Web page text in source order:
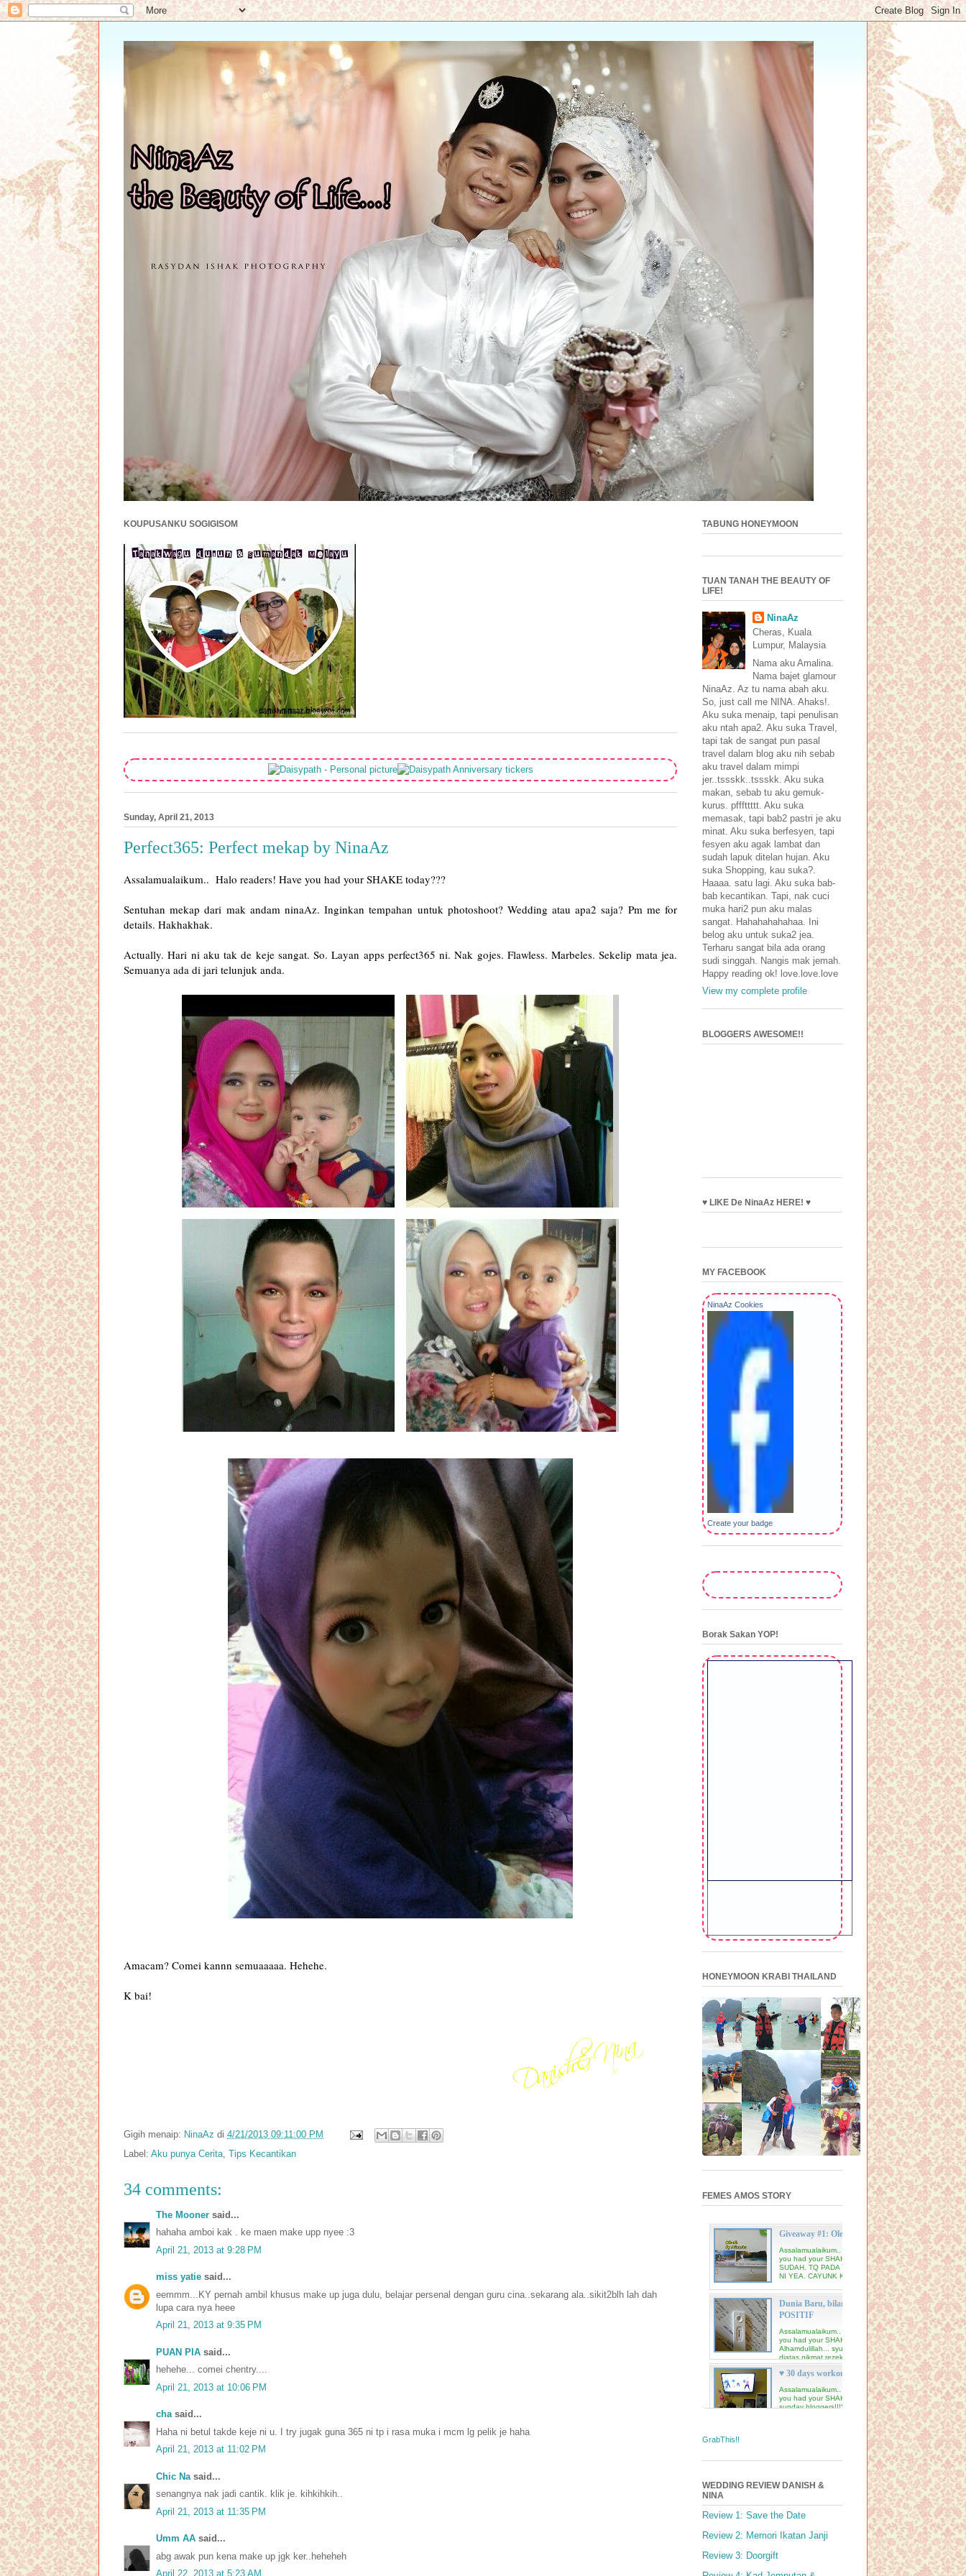
KOUPUSANKU SOGIGISOM
Sunday, April 21, 2013
Perfect365: Perfect mekap by NinaAz
Assalamualaikum.. Halo readers! Have you had your SHAKE today???
Sentuhan mekap dari mak andam ninaAz. Inginkan tempahan untuk photoshoot? Wedding atau apa2 saja? Pm me for
details. Hakhakhak.
Actually. Hari ni aku tak de keje sangat. So. Layan apps perfect365 ni. Nak gojes. Flawless. Marbeles. Sekelip mata jea.
Semuanya ada di jari telunjuk anda.
Amacam? Comei kannn semuaaaaa. Hehehe.
K bai!
Gigih menaip: NinaAz di 4/21/2013 09:11:00 PM
Label: Aku punya Cerita Tips Kecantikan
34 comments:
The Mooner said...
hahaha amboi kak . ke maen make upp nyee :3
April 21, 2013 at 9:28 PM
miss yatie said...
eemmm...KY pernah ambil khusus make up juga dulu, belajar persenal dengan guru cina..sekarang ala..sikit2blh lah dah
lupa cara nya heee
April 21, 2013 at 9:35 PM
PUAN PIA said...
hehehe... comei chentry....
April 21, 2013 at 10:06 PM
chasaid...
Haha ni betul takde keje ni u. I try jugak guna 365 ni tp i rasa muka i mcm lg pelik je haha
April 21, 2013 at 11:02 PM
Chic Na said...
senangnya nak jadi cantik. klik je. kihkihkih..
April 21, 2013 at 11:35 PM
Umm AA said...
abg awak pun kena make up jgk ker..heheheh
April 22, 2013 at 5:23 AM
TABUNG HONEYMOON
TUAN TANAH THE BEAUTY OF
LIFE!
NinaAz
Cheras, Kuala
Lumpur, Malaysia
Nama aku Amalina.
Nama bajet glamour
NinaAz. Az tu nama abah aku.
So, just call me NINA. Ahaks!.
Aku suka menaip, tapi penulisan
aku ntah apa2. Aku suka Travel,
tapi tak de sangat pun pasal
travel dalam blog aku nih sebab
aku travel dalam mimpi
jer..tssskk..tssskk. Aku suka
makan, sebab tu aku gemuk-
kurus. pfffttttt. Aku suka
memasak, tapi bab2 pastri je aku
minat. Aku suka berfesyen, tapi
fesyen aku agak lambat dan
sudah lapuk ditelan hujan. Aku
suka Shopping, kau suka?.
Haaaa. satu lagi. Aku suka bab-
bab kecantikan. Tapi, nak cuci
muka hari2 pun aku malas
sangat. Hahahahahahaa. Ini
belog aku untuk suka2 jea.
Terharu sangat bila ada orang
sudi singgah. Nangis mak jemah.
Happy reading ok! love.love.love
View my complete profile
BLOGGERS AWESOME!!
♥ LIKE De NinaAz HERE! ♥
MY FACEBOOK
NinaAz Cookies
Create your badge
Borak Sakan YOP!
HONEYMOON KRABI THAILAND
FEMES AMOS STORY
Giveaway #1: Ole-ole Thailand mari
Assalamualaikum.. Halo readers! Have
you had your SHAKE today??? ~TAMAT
SUDAH. TQ PADA YANG JOIN GIVEAWAY
NI YEA. CAYUNK KORANG~ ...
Dunia Baru, bilamana UPTku mula
POSITIF
Assalamualaikum.. Halo readers! Have
you had your SHAKE today???
Alhamdulillah... syukur padaMu Tuhan
diatas nikmat rezeki yang Kau b...
♥ 30 days workout ♥
Assalamualaikum.. Halo readers! Have
you had your SHAKE today??? Happy
sunday bloggers!!!!! Mulakan hari anda
dengan senyuman yang cu...
Vitamin dan makanan tambahan
Assalamualaikum.. Halo readers! Have
you had your SHAKE today??? Anakku!!!
ibu dah nak masuk trimester ketiga
kehamilan! kamu dah ma...
Berakhir sudah 9bulan penantian
Assalamualaikum.. Halo readers! Have
you had your SHAKE today??? Haloooo
haaaa. Hihihi. Alhamdulillah. Nina dah
GrabThis!!
WEDDING REVIEW DANISH &
NINA
Review 1: Save the Date
Review 2: Memori Ikatan Janji
Review 3: Doorgift